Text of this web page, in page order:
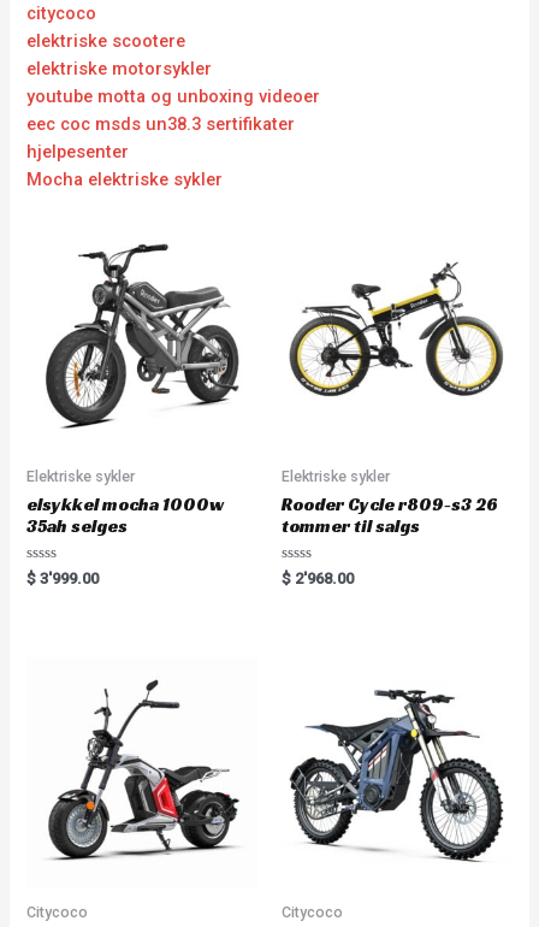
citycoco
elektriske scootere
elektriske motorsykler
youtube motta og unboxing videoer
eec coc msds un38.3 sertifikater
hjelpesenter
Mocha elektriske sykler
Elektriske sykler
elsykkel mocha 1000w
35ah selges
R
a
$ 3'999.00
Elektriske sykler
Rooder Cycle r809-s3 26
tommer til salgs
R
a
$ 2'968.00
Citycoco Citycoco